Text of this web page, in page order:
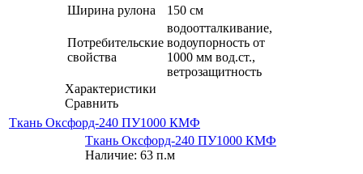
Ширина рулона
150 см
Потребительские
свойства
водоотталкивание,
водоупорность от
1000 мм вод.ст.,
ветрозащитность
Характеристики
Сравнить
Ткань Оксфорд-240 ПУ1000 КМФ
Ткань Оксфорд-240 ПУ1000 КМФ
Наличие: 63 п.м